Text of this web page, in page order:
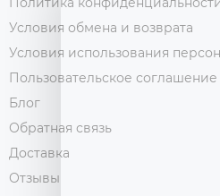
Условия обмена и возврата
Условия использования
Пользовательское соглашение
Блог
Обратная связь
Доставка
Отзывы